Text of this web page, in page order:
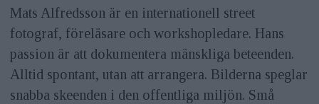
Mats Alfredsson är en internationell street
fotograf, föreläsare och workshopledare. Hans
passion är att dokumentera mänskliga beteenden.
Alltid spontant, utan att arrangera. Bilderna speglar
snabba skeenden i den offentliga miljön. Små